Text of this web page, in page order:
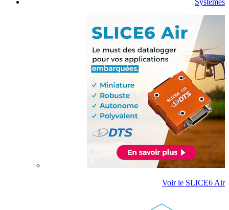
Systèmes
Voir le SLICE6 Air